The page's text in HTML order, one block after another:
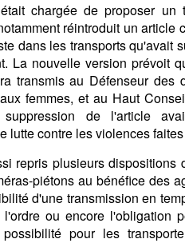
chargée de proposer un
réintroduit un article
dans les transports qu'avait
La nouvelle version prévoit
transmis au Défenseur des
femmes, et au Haut
suppression de l'article
lutte contre les violences
repris plusieurs dispositions
piétons au bénéfice des
d'une transmission en
ou encore l'obligation
pour les